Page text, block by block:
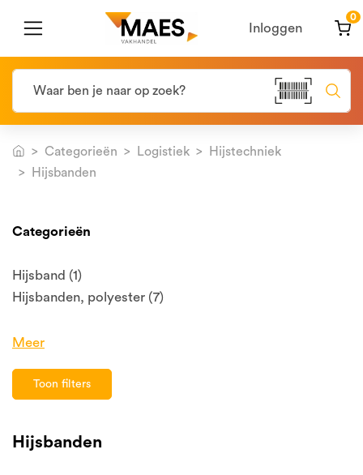
Inloggen
0
Categorieën Logistiek
Hijstechniek
Hijsbanden
Categorieën
Hijsband (1)
Hijsbanden, polyester (7)
Meer
Toon filters
Hijsbanden